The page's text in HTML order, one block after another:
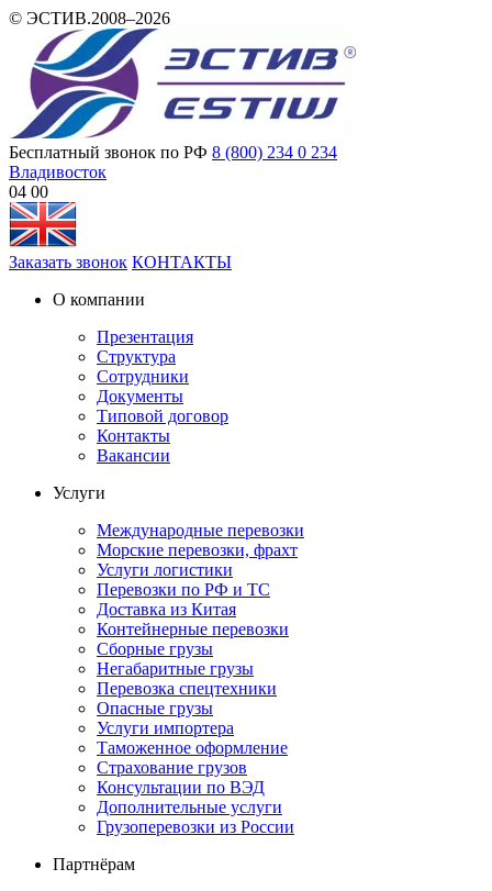
© ЭСТИВ.2008–2026
Бесплатный звонок по РФ 8 (800) 234 0 234
Владивосток
04 00
Заказать звонок КОНТАКТЫ
О компании
Презентация
Структура
Сотрудники
Документы
Типовой договор
Контакты
Вакансии
Услуги
Международные перевозки
Морские перевозки, фрахт
Услуги логистики
Перевозки по РФ и ТС
Доставка из Китая
Контейнерные перевозки
Сборные грузы
Негабаритные грузы
Перевозка спецтехники
Опасные грузы
Услуги импортера
Таможенное оформление
Страхование грузов
Консультации по ВЭД
Дополнительные услуги
Грузоперевозки из России
Партнёрам